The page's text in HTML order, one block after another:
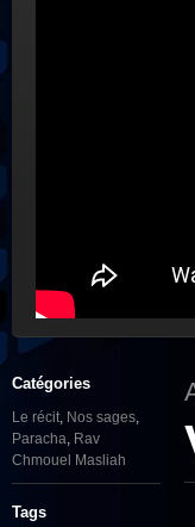
Catégories
Le récit, Nos sages,
Paracha, Rav
Chmouel Masliah
Tags